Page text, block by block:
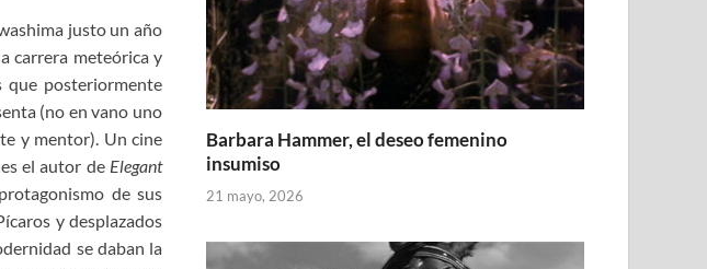
justo un año
carrera meteórica y
que posteriormente
(no en vano uno
y mentor). Un cine
el autor de Elegant
de sus
y desplazados
se daban la
Barbara Hammer, el deseo femenino
insumiso
21 mayo, 2026